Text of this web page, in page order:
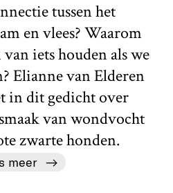
tussen het
en vlees? Waarom
iets houden als we
Elianne van Elderen
in dit gedicht over
van wondvocht
zwarte honden.
meer